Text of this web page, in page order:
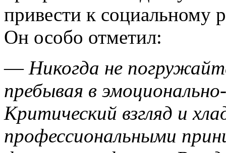
привести к социальному
Он особо отметил:
— Никогда не
пребывая в
Критический взгляд и
профессиональными